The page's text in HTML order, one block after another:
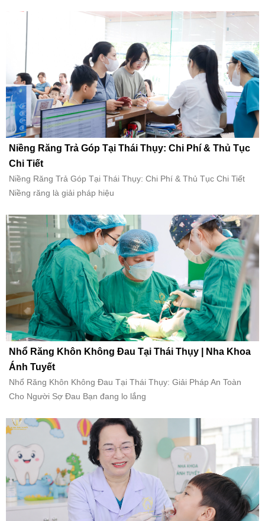
Niềng Răng Trả Góp Tại Thái Thụy: Chi Phí & Thủ Tục
Chi Tiết
Niềng Răng Trả Góp Tại Thái Thụy: Chi Phí & Thủ Tục Chi Tiết
Niềng răng là giải pháp hiệu
Nhổ Răng Khôn Không Đau Tại Thái Thụy | Nha Khoa
Ánh Tuyết
Nhổ Răng Khôn Không Đau Tại Thái Thụy: Giải Pháp An Toàn
Cho Người Sợ Đau Bạn đang lo lắng